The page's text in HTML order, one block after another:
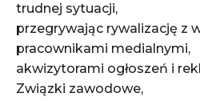
trudnej sytuacji,
przegrywając rywalizację z
pracownikami medialnymi,
akwizytorami ogłoszeń i
Związki zawodowe,